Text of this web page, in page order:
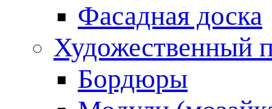
Фасадная доска
Художественный
Бордюры